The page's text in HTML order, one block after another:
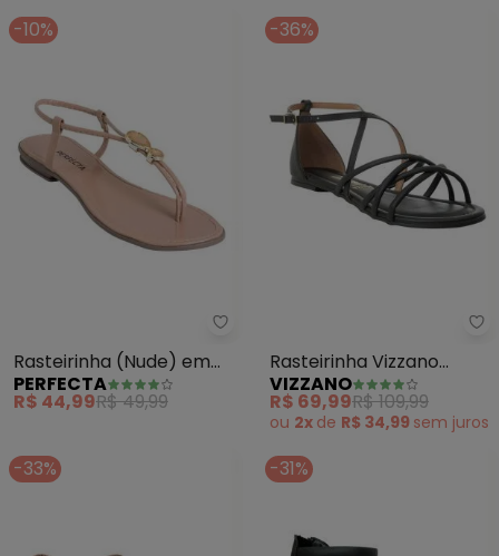
-10%
Perfecta - Rasteirinha (Nude)
Rasteirinha (Nude) em
Verniz com Tiras
Ajustáveis
PERFECTA
R$ 44,99R$ 49,99
-36%
Rasteirinha Vizzano
(Preto) em Sintético
VIZZANO
R$ 69,99R$ 109,99
ou 2x de R$ 34,99 sem juros
-33% -31%